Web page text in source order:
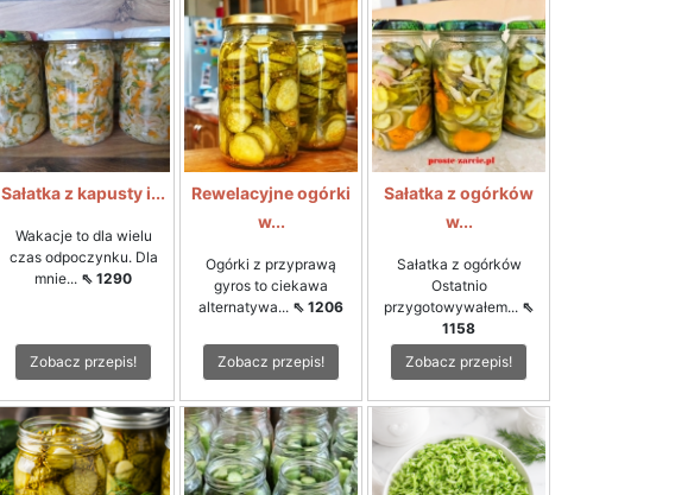
Sałatka z kapusty i...
Wakacje to dla wielu
czas odpoczynku. Dla
mnie... ⇖ 1290
Zobacz przepis!
Rewelacyjne ogórki
w...
Ogórki z przyprawą
gyros to ciekawa
alternatywa... ⇖ 1206
Zobacz przepis!
Sałatka z ogórków
w...
Sałatka z ogórków
Ostatnio
przygotowywałem... ⇖
1158
Zobacz przepis!